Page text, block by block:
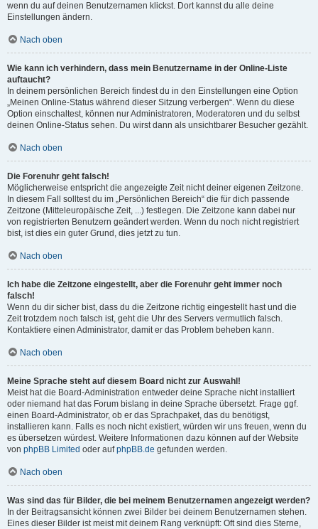
wenn du auf deinen Benutzernamen klickst. Dort kannst du alle deine
Einstellungen ändern.
Nach oben
Wie kann ich verhindern, dass mein Benutzername in der Online-Liste
auftaucht?
In deinem persönlichen Bereich findest du in den Einstellungen eine Option
„Meinen Online-Status während dieser Sitzung verbergen“. Wenn du diese
Option einschaltest, können nur Administratoren, Moderatoren und du selbst
deinen Online-Status sehen. Du wirst dann als unsichtbarer Besucher gezählt.
Nach oben
Die Forenuhr geht falsch!
Möglicherweise entspricht die angezeigte Zeit nicht deiner eigenen Zeitzone.
In diesem Fall solltest du im „Persönlichen Bereich“ die für dich passende
Zeitzone (Mitteleuropäische Zeit, ...) festlegen. Die Zeitzone kann dabei nur
von registrierten Benutzern geändert werden. Wenn du noch nicht registriert
bist, ist dies ein guter Grund, dies jetzt zu tun.
Nach oben
Ich habe die Zeitzone eingestellt, aber die Forenuhr geht immer noch
falsch!
Wenn du dir sicher bist, dass du die Zeitzone richtig eingestellt hast und die
Zeit trotzdem noch falsch ist, geht die Uhr des Servers vermutlich falsch.
Kontaktiere einen Administrator, damit er das Problem beheben kann.
Nach oben
Meine Sprache steht auf diesem Board nicht zur Auswahl!
Meist hat die Board-Administration entweder deine Sprache nicht installiert
oder niemand hat das Forum bislang in deine Sprache übersetzt. Frage ggf.
einen Board-Administrator, ob er das Sprachpaket, das du benötigst,
installieren kann. Falls es noch nicht existiert, würden wir uns freuen, wenn du
es übersetzen würdest. Weitere Informationen dazu können auf der Website
von phpBB Limited oder aufphpBB.de gefunden werden.
Nach oben
Was sind das für Bilder, die bei meinem Benutzernamen angezeigt werden?
In der Beitragsansicht können zwei Bilder bei deinem Benutzernamen stehen.
Eines dieser Bilder ist meist mit deinem Rang verknüpft: Oft sind dies Sterne,